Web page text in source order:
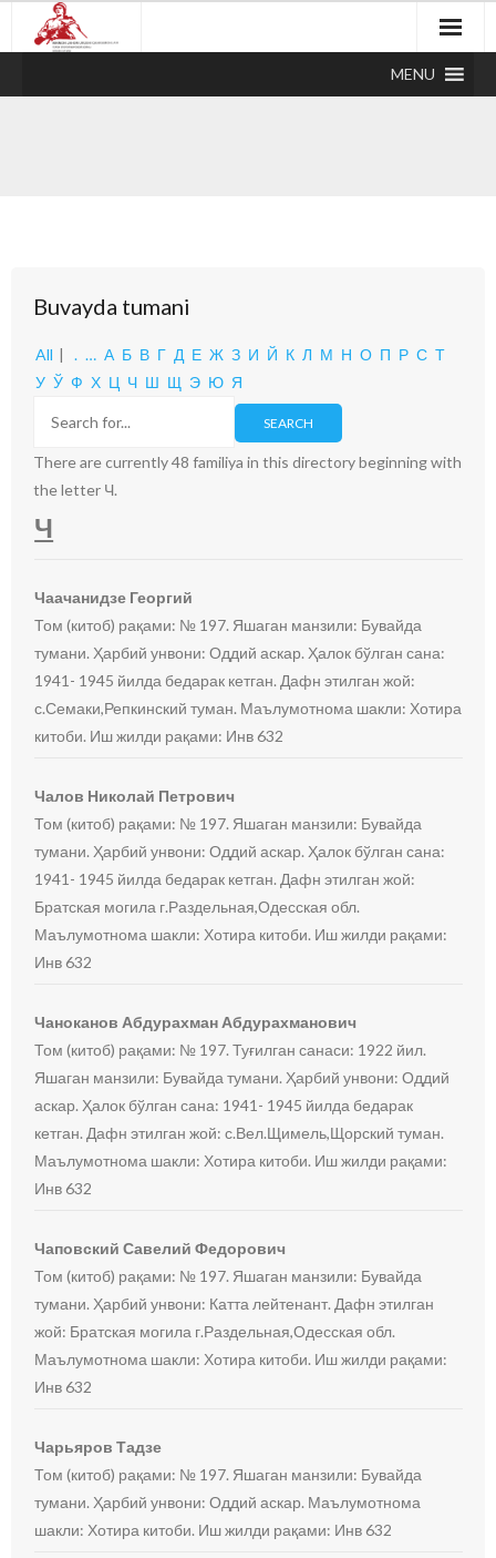
MENU
Buvayda tumani
All | . … А Б В Г Д Е Ж З И Й К Л М Н О П Р С Т
У Ў Ф Х Ц Ч Ш Щ Э Ю Я
There are currently 48 familiya in this directory beginning with
the letter Ч.
Ч
Чаачанидзе Георгий
Том (китоб) рақами: № 197. Яшаган манзили: Бувайда
тумани. Ҳарбий унвони: Оддий аскар. Ҳалок бўлган сана:
1941- 1945 йилда бедарак кетган. Дафн этилган жой:
с.Семаки,Репкинский туман. Маълумотнома шакли: Хотира
китоби. Иш жилди рақами: Инв 632
Чалов Николай Петрович
Том (китоб) рақами: № 197. Яшаган манзили: Бувайда
тумани. Ҳарбий унвони: Оддий аскар. Ҳалок бўлган сана:
1941- 1945 йилда бедарак кетган. Дафн этилган жой:
Братская могила г.Раздельная,Одесская обл.
Маълумотнома шакли: Хотира китоби. Иш жилди рақами:
Инв 632
Чаноканов Абдурахман Абдурахманович
Том (китоб) рақами: № 197. Туғилган санаси: 1922 йил.
Яшаган манзили: Бувайда тумани. Ҳарбий унвони: Оддий
аскар. Ҳалок бўлган сана: 1941- 1945 йилда бедарак
кетган. Дафн этилган жой: с.Вел.Щимель,Щорский туман.
Маълумотнома шакли: Хотира китоби. Иш жилди рақами:
Инв 632
Чаповский Савелий Федорович
Том (китоб) рақами: № 197. Яшаган манзили: Бувайда
тумани. Ҳарбий унвони: Катта лейтенант. Дафн этилган
жой: Братская могила г.Раздельная,Одесская обл.
Маълумотнома шакли: Хотира китоби. Иш жилди рақами:
Инв 632
Чарьяров Тадзе
Том (китоб) рақами: № 197. Яшаган манзили: Бувайда
тумани. Ҳарбий унвони: Оддий аскар. Маълумотнома
шакли: Хотира китоби. Иш жилди рақами: Инв 632